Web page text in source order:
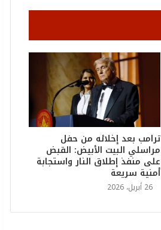
ترامب بعد إخلائه من حفل
مراسلي البيت الأبيض: القبض
على منفذ إطلاق النار واستجابة
أمنية سريعة
26 أبريل، 2026